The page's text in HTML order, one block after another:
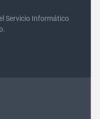
Servicio Informático